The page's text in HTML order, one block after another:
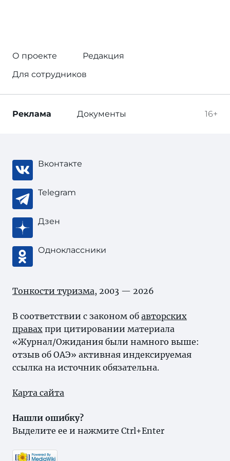
О проекте
Редакция
Для сотрудников
16+
Реклама Документы
Вконтакте
Telegram
Дзен
Одноклассники
Тонкости туризма, 2003 — 2026
В соответствии с законом об авторских
правах при цитировании материала
«Журнал/Ожидания были намного выше:
отзыв об ОАЭ» активная индексируемая
ссылка на источник обязательна.
Карта сайта
Нашли ошибку?
Выделите ее и нажмите Ctrl+Enter